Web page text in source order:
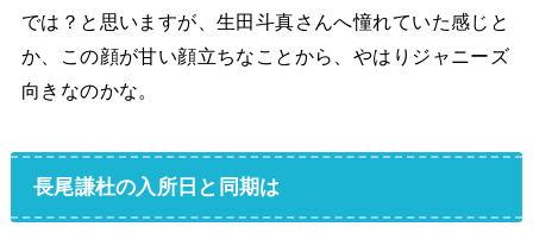
では？と思いますが、生田斗真さんへ憧れていた感じと
か、この顔が甘い顔立ちなことから、やはりジャニーズ
向きなのかな。
長尾謙杜の入所日と同期は